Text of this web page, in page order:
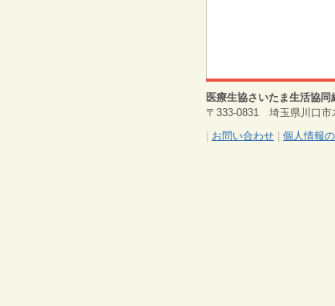
医療生協さいたま生活協同
〒333-0831 埼玉県川口
お問い合わせ 個人情報